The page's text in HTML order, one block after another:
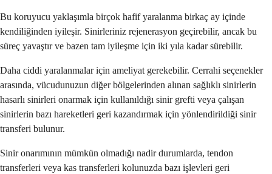
Bu koruyucu yaklaşımla birçok hafif yaralanma birkaç ay içinde
kendiliğinden iyileşir. Sinirleriniz rejenerasyon geçirebilir, ancak bu
süreç yavaştır ve bazen tam iyileşme için iki yıla kadar sürebilir.
Daha ciddi yaralanmalar için ameliyat gerekebilir. Cerrahi seçenekler
arasında, vücudunuzun diğer bölgelerinden alınan sağlıklı sinirlerin
hasarlı sinirleri onarmak için kullanıldığı sinir grefti veya çalışan
sinirlerin bazı hareketleri geri kazandırmak için yönlendirildiği sinir
transferi bulunur.
Sinir onarımının mümkün olmadığı nadir durumlarda, tendon
transferleri veya kas transferleri kolunuzda bazı işlevleri geri